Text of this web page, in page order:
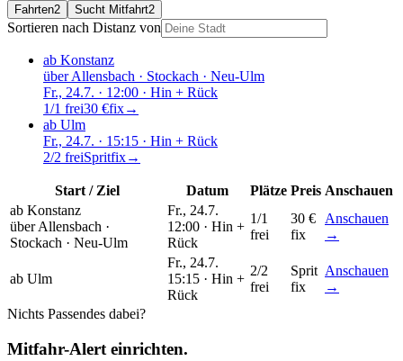
Fahrten2 Sucht Mitfahrt2
Sortieren nach Distanz von
ab Konstanz
überAllensbach · Stockach · Neu-Ulm
Fr., 24.7. · 12:00 · Hin + Rück
1/1 frei30 €fix→
ab Ulm
Fr., 24.7. · 15:15 · Hin + Rück
2/2 freiSpritfix→
Start / Ziel Datum Plätze Preis Anschauen
ab Konstanz
überAllensbach ·
Stockach · Neu-Ulm
Fr., 24.7.
12:00 · Hin +
Rück
1/1
frei
30 €
fix
Anschauen
→
ab Ulm
Fr., 24.7.
15:15 · Hin +
Rück
2/2
frei
Sprit
fix
Anschauen
→
Nichts Passendes dabei?
Mitfahr-Alert einrichten.